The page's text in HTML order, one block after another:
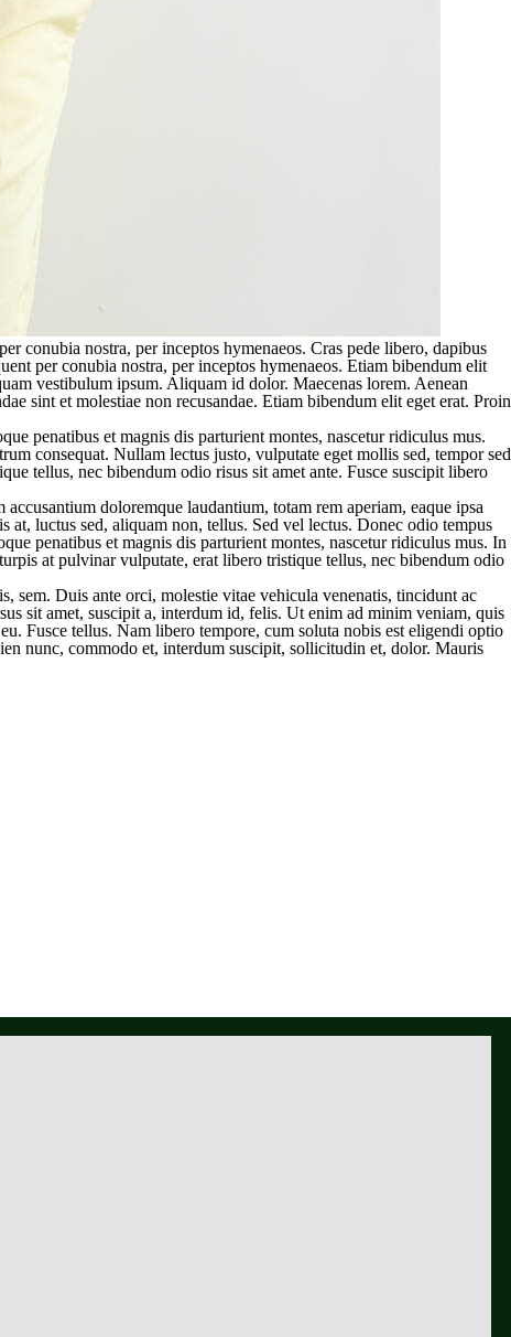
conubia nostra, per inceptos hymenaeos. Cras pede libero, dapibus
per conubia nostra, per inceptos hymenaeos. Etiam bibendum elit
vestibulum ipsum. Aliquam id dolor. Maecenas lorem. Aenean
sint et molestiae non recusandae. Etiam bibendum elit eget erat. Proin
penatibus et magnis dis parturient montes, nascetur ridiculus mus.
consequat. Nullam lectus justo, vulputate eget mollis sed, tempor sed
tellus, nec bibendum odio risus sit amet ante. Fusce suscipit libero
doloremque laudantium, totam rem aperiam, eaque ipsa
at, luctus sed, aliquam non, tellus. Sed vel lectus. Donec odio tempus
penatibus et magnis dis parturient montes, nascetur ridiculus mus. In
at pulvinar vulputate, erat libero tristique tellus, nec bibendum odio
sem. Duis ante orci, molestie vitae vehicula venenatis, tincidunt ac
sit amet, suscipit a, interdum id, felis. Ut enim ad minim veniam, quis
Fusce tellus. Nam libero tempore, cum soluta nobis est eligendi optio
nunc, commodo et, interdum suscipit, sollicitudin et, dolor. Mauris